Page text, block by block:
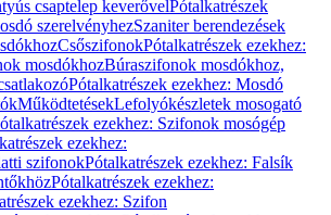
csaptelep keverővelPótalkatrészek
szerelvényhezSzaniter berendezések
CsőszifonokPótalkatrészek ezekhez:
mosdókhozBúraszifonok mosdókhoz,
Pótalkatrészek ezekhez: Mosdó
MűködtetésekLefolyókészletek mosogató
ezekhez: Szifonok mosógép
ezekhez:
szifonokPótalkatrészek ezekhez: Falsík
Pótalkatrészek ezekhez:
ezekhez: Szifon